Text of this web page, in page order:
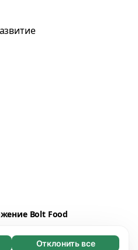
Отклонить все
Bolt Food